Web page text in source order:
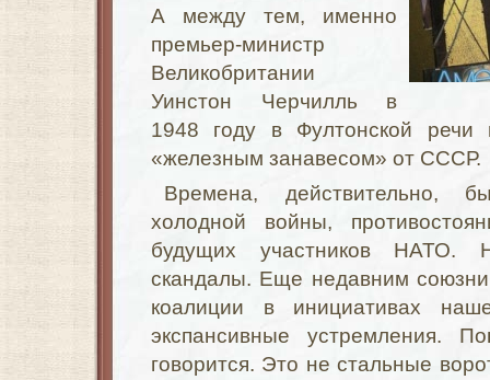
А между тем, именно
премьер-министр
Великобритании
Уинстон Черчилль в
1948 году в Фултонской речи
«железным занавесом» от СССР.
Времена, действительно,
холодной войны,
будущих участников НАТО.
скандалы. Еще недавним
коалиции в инициативах
экспансивные устремления.
говорится. Это не стальные